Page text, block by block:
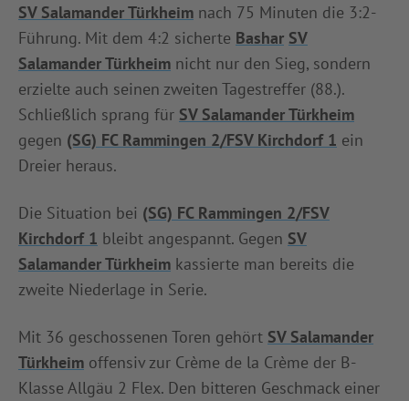
SV Salamander Türkheim nach 75 Minuten die 3:2-
Führung. Mit dem 4:2 sicherte Bashar SV
Salamander Türkheim nicht nur den Sieg, sondern
erzielte auch seinen zweiten Tagestreffer (88.).
Schließlich sprang für SV Salamander Türkheim
gegen (SG) FC Rammingen 2/FSV Kirchdorf 1 ein
Dreier heraus.
Die Situation bei (SG) FC Rammingen 2/FSV
Kirchdorf 1 bleibt angespannt. Gegen SV
Salamander Türkheim kassierte man bereits die
zweite Niederlage in Serie.
Mit 36 geschossenen Toren gehört SV Salamander
Türkheim offensiv zur Crème de la Crème der B-
Klasse Allgäu 2 Flex. Den bitteren Geschmack einer